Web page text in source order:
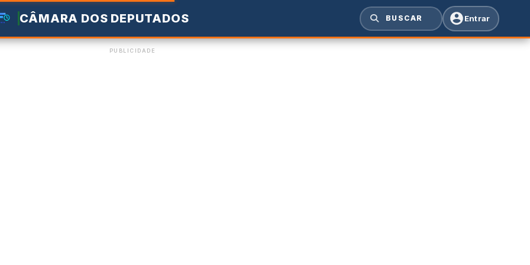
CÂMARA DOS DEPUTADOS BUSCAR Entrar
PUBLICIDADE